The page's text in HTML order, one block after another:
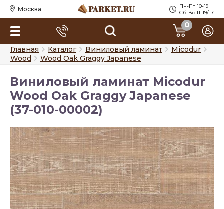
Москва
Пн-Пт 10-19
Сб-Вс 11-19/17
0
Главная Каталог Виниловый ламинат
Micodur
Wood
Wood Oak Graggy Japanese
Виниловый ламинат Micodur
Wood Oak Graggy Japanese
(37-010-00002)